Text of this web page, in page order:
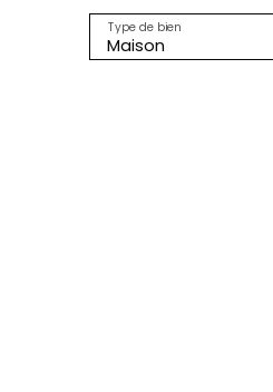
Maison
Type de bien